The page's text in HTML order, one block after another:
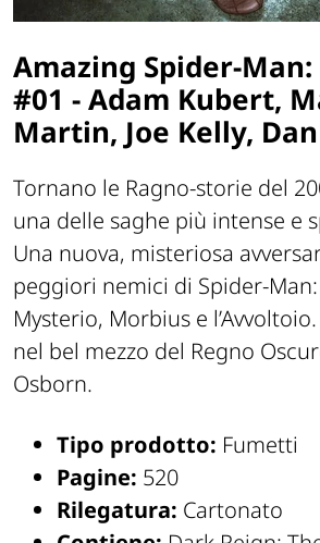
Amazing Spider-Man:
#01 - Adam Kubert,
Martin, Joe Kelly,
Tornano le Ragno-storie del
una delle saghe più intense e
Una nuova, misteriosa
peggiori nemici di Spider-
Mysterio, Morbius e
nel bel mezzo del Regno
Osborn.
Tipo prodotto: Fumetti
Pagine: 520
Rilegatura: Cartonato